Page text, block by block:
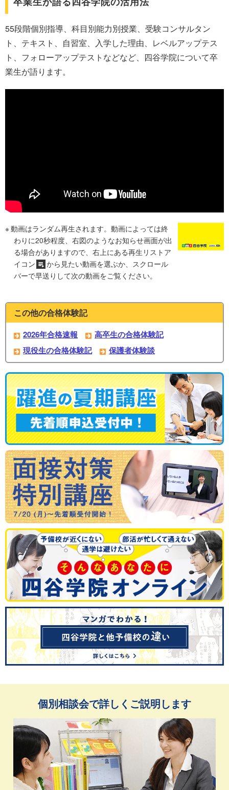
55段階個別指導、科目別能力別授業、受験コンサルタン
ト、テキスト、自習室、入学した理由、レベルアップテス
ト、フォローアップテストなどなど、四谷学院について卒
業生が語ります。
動画はランダム再生されます。動画によっては終
わりに20秒程度、右図のようなお知らせ画面が出
る場合がありますので、右上にある再生リストア
イコン
から見たい動画を選ぶか、スクロール
バーで早送りして次の動画をご覧ください。
この他の合格体験記
2026年合格速報
高卒生の合格体験記
現役生の合格体験記
保護者体験談
個別相談会で詳しくご説明します